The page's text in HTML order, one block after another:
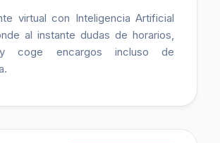
virtual con Inteligencia Artificial
al instante dudas de horarios,
coge encargos incluso de